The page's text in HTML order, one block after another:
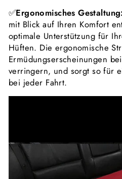
✅Ergonomisches Gestaltung:
mit Blick auf Ihren Komfort
optimale Unterstützung für
Hüften. Die ergonomische
Ermüdungserscheinungen
verringern, und sorgt so für
bei jeder Fahrt.